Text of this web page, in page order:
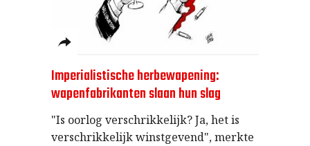
Imperialistische herbewapening:
wapenfabrikanten slaan hun slag
"Is oorlog verschrikkelijk? Ja, het is
verschrikkelijk winstgevend", merkte